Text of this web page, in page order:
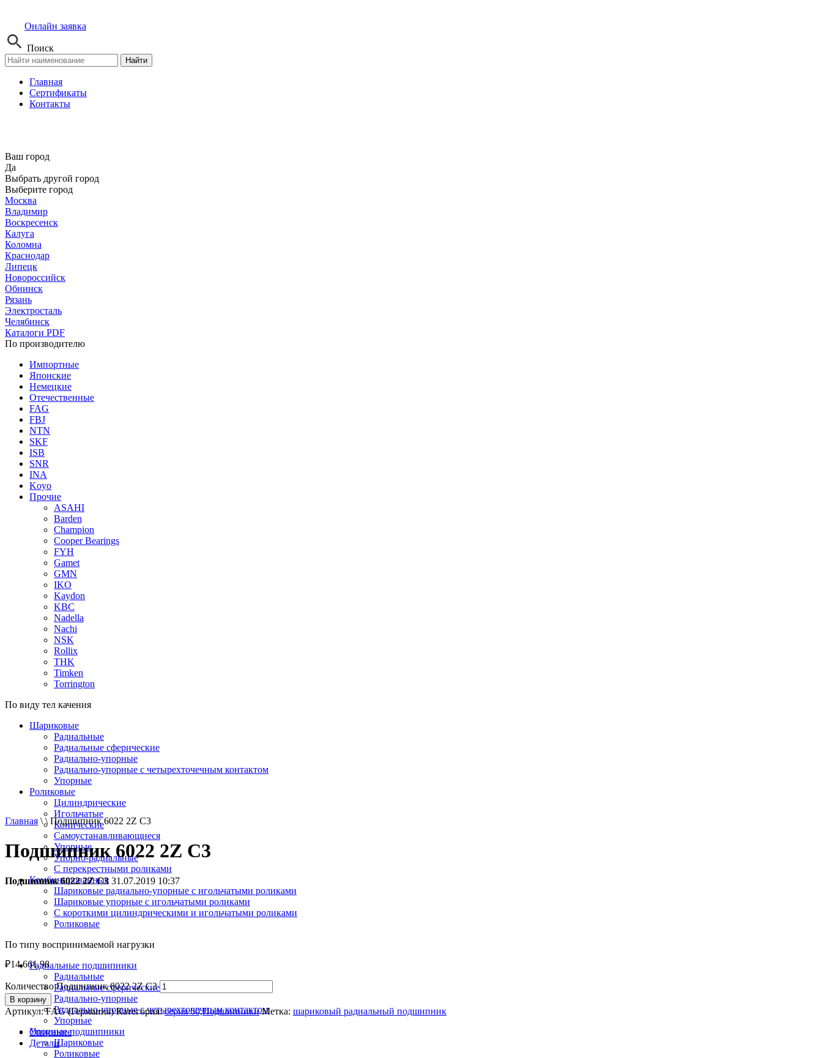
Онлайн заявка
Поиск
Найти
Главная
Сертификаты
Контакты
Ваш город
Да
Выбрать другой город
Выберите город
Москва
Владимир
Воскресенск
Калуга
Коломна
Краснодар
Липецк
Новороссийск
Обнинск
Рязань
Электросталь
Челябинск
Каталоги PDF
По производителю
Импортные
Японские
Немецкие
Отечественные
FAG
FBJ
NTN
SKF
ISB
SNR
INA
Koyo
Прочие
ASAHI
Barden
Champion
Cooper Bearings
FYH
Gamet
GMN
IKO
Kaydon
KBC
Nadella
Nachi
NSK
Rollix
THK
Timken
Torrington
По виду тел качения
Шариковые
Радиальные
Радиальные сферические
Радиально-упорные
Радиально-упорные с четырехточечным контактом
Упорные
Роликовые
Цилиндрические
Игольчатые
Конические
Самоустанавливающиеся
Упорные
Упорно-радиальные
C перекрестными роликами
Комбинированные
Шариковые радиально-упорные с игольчатыми роликами
Шариковые упорные с игольчатыми роликами
С короткими цилиндрическими и игольчатыми роликами
Роликовые
По типу воспринимаемой нагрузки
Радиальные подшипники
Радиальные
Радиальные сферические
Радиально-упорные
Радиально-упорные с четырехточечным контактом
Упорные
Упорные подшипники
Шариковые
Роликовые
Главная \ \ Подшипник 6022 2Z C3
Подшипник 6022 2Z C3
Подшипник 6022 2Z C3 31.07.2019 10:37
₽14,661.98
Количество Подшипник 6022 2Z C3
В корзину
Артикул:FAG (Германия) Категория:серия 60,Подшипники Метка: шариковый радиальный подшипник
Описание
Детали